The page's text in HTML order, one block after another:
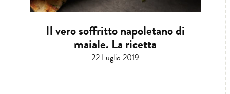
Il vero soffritto napoletano di
maiale. La ricetta
22 Luglio 2019